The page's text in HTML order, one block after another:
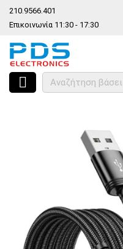
210.9566.401
Επικοινωνία 11:30 - 17:30
HOME Καλώδιο Σύνδεσης